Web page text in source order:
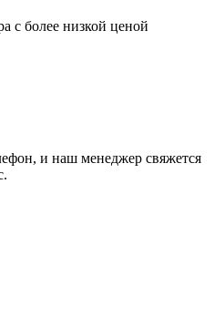
с более низкой ценой
и наш менеджер свяжется